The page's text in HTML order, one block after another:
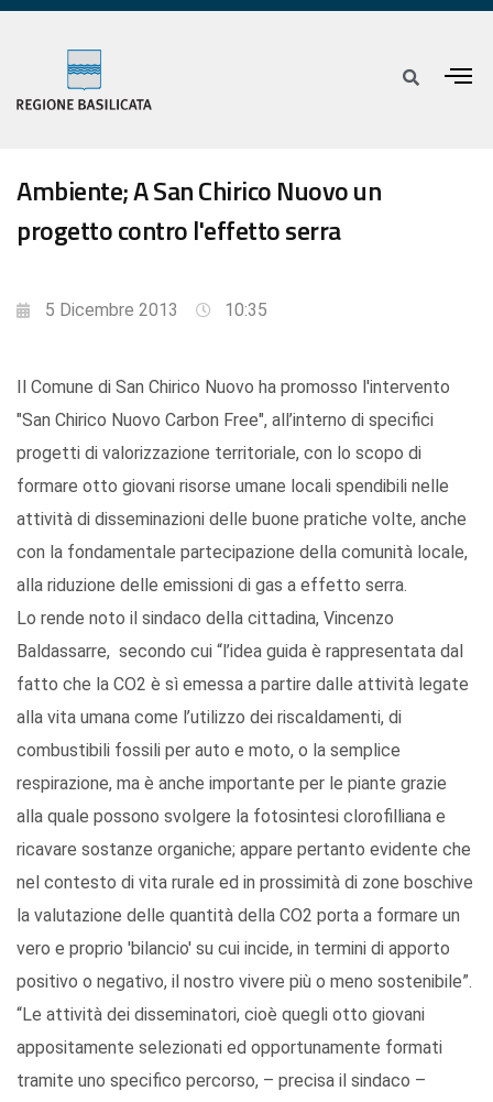
Ambiente; A San Chirico Nuovo un
progetto contro l'effetto serra
5 Dicembre 2013 10:35
Il Comune di San Chirico Nuovo ha promosso l'intervento
"San Chirico Nuovo Carbon Free", all’interno di specifici
progetti di valorizzazione territoriale, con lo scopo di
formare otto giovani risorse umane locali spendibili nelle
attività di disseminazioni delle buone pratiche volte, anche
con la fondamentale partecipazione della comunità locale,
alla riduzione delle emissioni di gas a effetto serra.
Lo rende noto il sindaco della cittadina, Vincenzo
Baldassarre, secondo cui “l’idea guida è rappresentata dal
fatto che la CO2 è sì emessa a partire dalle attività legate
alla vita umana come l’utilizzo dei riscaldamenti, di
combustibili fossili per auto e moto, o la semplice
respirazione, ma è anche importante per le piante grazie
alla quale possono svolgere la fotosintesi clorofilliana e
ricavare sostanze organiche; appare pertanto evidente che
nel contesto di vita rurale ed in prossimità di zone boschive
la valutazione delle quantità della CO2 porta a formare un
vero e proprio 'bilancio' su cui incide, in termini di apporto
positivo o negativo, il nostro vivere più o meno sostenibile”.
“Le attività dei disseminatori, cioè quegli otto giovani
appositamente selezionati ed opportunamente formati
tramite uno specifico percorso, – precisa il sindaco –